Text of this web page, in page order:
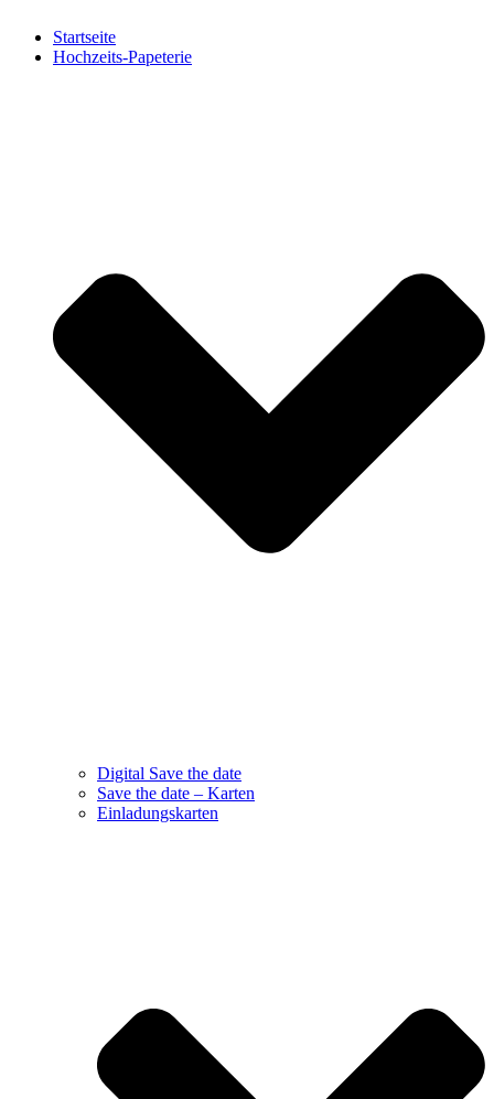
Startseite
Hochzeits-Papeterie
Digital Save the date
Save the date – Karten
Einladungskarten